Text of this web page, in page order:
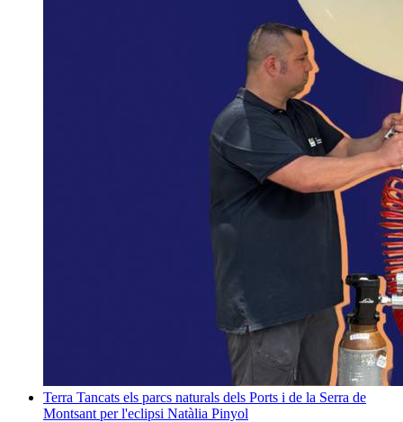
Terra Tancats els parcs naturals dels Ports i de la Serra de
Montsant per l'eclipsi Natàlia Pinyol